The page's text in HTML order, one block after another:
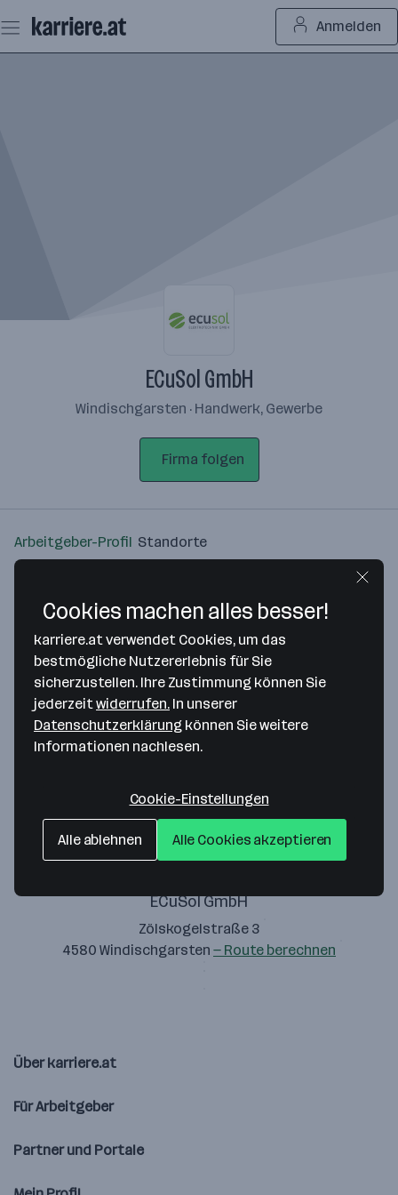
Seiteninhalt
springen
Anmelden
ECuSol GmbH
Windischgarsten · Handwerk, Gewerbe
Firma folgen
Arbeitgeber-Profil Standorte
Bitte stimme unseren Cookie-
Richtlinien zu, um diese Karte
anzuzeigen.
ECuSol GmbH
Zölskogelstraße 3
4580 Windischgarsten — Route berechnen
Über karriere.at
Für Arbeitgeber
Partner und Portale
Cookies machen alles besser!
karriere.at verwendet Cookies, um das
bestmögliche Nutzererlebnis für Sie
sicherzustellen. Ihre Zustimmung können Sie
jederzeitwiderrufen. In unserer
Datenschutzerklärung können Sie weitere
Informationen nachlesen.
Cookie-Einstellungen
Alle ablehnen Alle Cookies akzeptieren